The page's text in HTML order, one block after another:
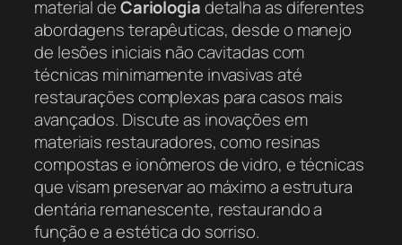
material deCariologiadetalha as diferentes
abordagens terapêuticas, desde o manejo
de lesões iniciais não cavitadas com
técnicas minimamente invasivas até
restaurações complexas para casos mais
avançados. Discute as inovações em
materiais restauradores, como resinas
compostas e ionômeros de vidro, e técnicas
que visam preservar ao máximo a estrutura
dentária remanescente, restaurando a
função e a estética do sorriso.